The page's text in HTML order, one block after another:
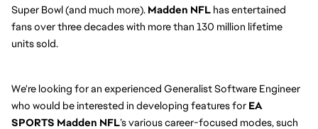
Super Bowl (and much more). Madden NFL has entertained
fans over three decades with more than 130 million lifetime
units sold.
We're looking for an experienced Generalist Software Engineer
who would be interested in developing features for EA
SPORTS Madden NFL’s various career-focused modes, such